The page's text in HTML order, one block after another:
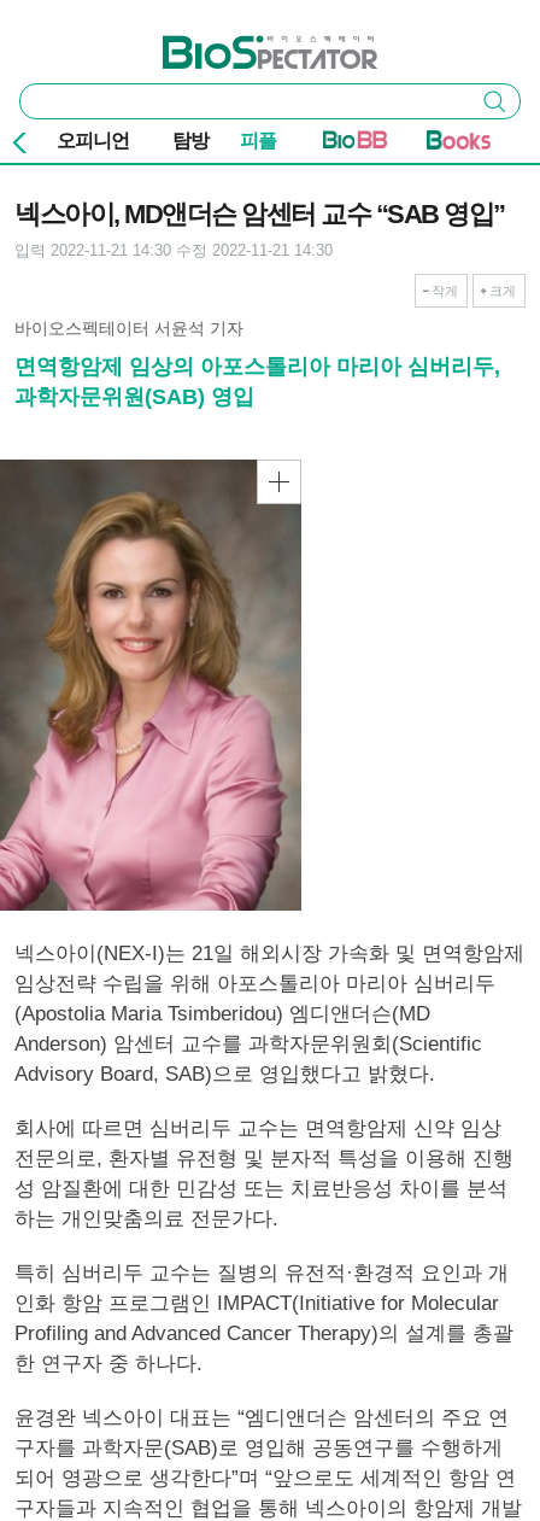
바이오스펙테이터
통
합
검
색
검색
오피니언 탐방 피플
넥스아이, MD앤더슨 암센터 교수 “SAB 영입”
입력 2022-11-21 14:30 수정 2022-11-21 14:30
작게 크게
바이오스펙테이터 서윤석 기자
면역항암제 임상의 아포스톨리아 마리아 심버리두,
과학자문위원(SAB) 영입
넥스아이(NEX-I)는 21일 해외시장 가속화 및 면역항암제
임상전략 수립을 위해 아포스톨리아 마리아 심버리두
(Apostolia Maria Tsimberidou) 엠디앤더슨(MD
Anderson) 암센터 교수를 과학자문위원회(Scientific
Advisory Board, SAB)으로 영입했다고 밝혔다.
회사에 따르면 심버리두 교수는 면역항암제 신약 임상
전문의로, 환자별 유전형 및 분자적 특성을 이용해 진행
성 암질환에 대한 민감성 또는 치료반응성 차이를 분석
하는 개인맞춤의료 전문가다.
특히 심버리두 교수는 질병의 유전적·환경적 요인과 개
인화 항암 프로그램인 IMPACT(Initiative for Molecular
Profiling and Advanced Cancer Therapy)의 설계를 총괄
한 연구자 중 하나다.
윤경완 넥스아이 대표는 “엠디앤더슨 암센터의 주요 연
구자를 과학자문(SAB)로 영입해 공동연구를 수행하게
되어 영광으로 생각한다”며 “앞으로도 세계적인 항암 연
구자들과 지속적인 협업을 통해 넥스아이의 항암제 개발